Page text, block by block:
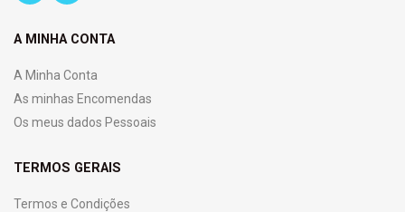
A MINHA CONTA
A Minha Conta
As minhas Encomendas
Os meus dados Pessoais
TERMOS GERAIS
Termos e Condições